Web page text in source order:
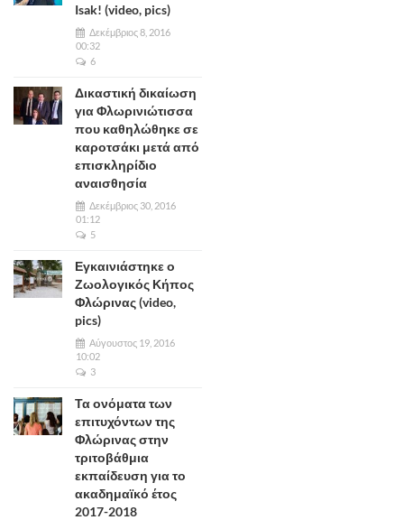
Isak! (video, pics)
Δεκέμβριος 8, 2016
00:32
6
Δικαστική δικαίωση
για Φλωρινιώτισσα
που καθηλώθηκε σε
καροτσάκι μετά από
επισκληρίδιο
αναισθησία
Δεκέμβριος 30, 2016
01:12
5
Εγκαινιάστηκε ο
Ζωολογικός Κήπος
Φλώρινας (video,
pics)
Αύγουστος 19, 2016
10:02
3
Τα ονόματα των
επιτυχόντων της
Φλώρινας στην
τριτοβάθμια
εκπαίδευση για το
ακαδημαϊκό έτος
2017-2018